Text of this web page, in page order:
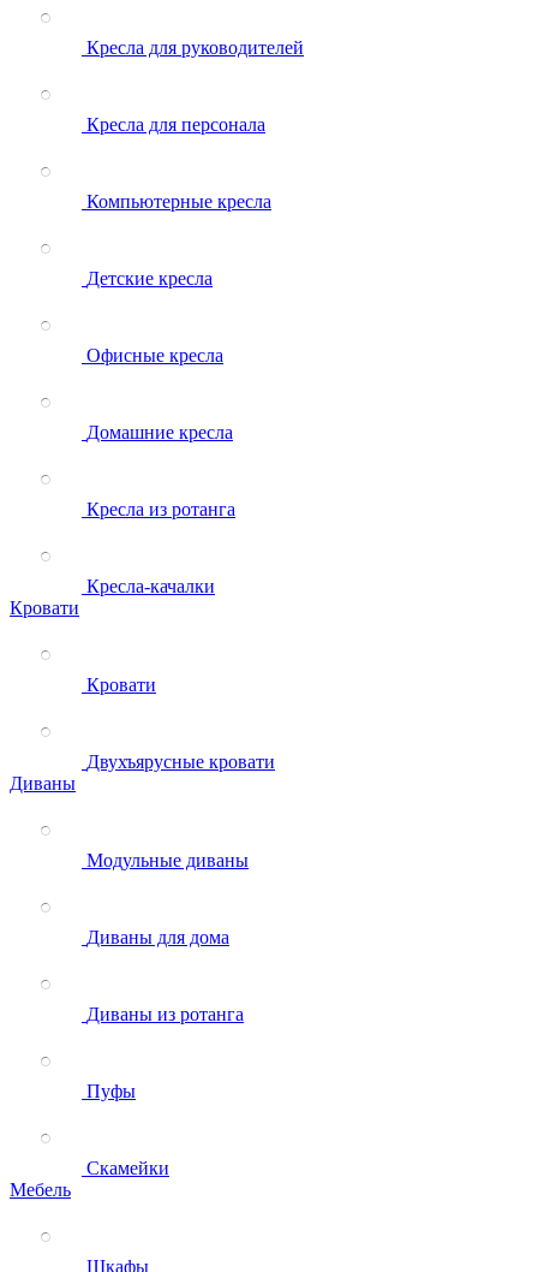
Кресла для руководителей
Кресла для персонала
Компьютерные кресла
Детские кресла
Офисные кресла
Домашние кресла
Кресла из ротанга
Кресла-качалки
Кровати
Кровати
Двухъярусные кровати
Диваны
Модульные диваны
Диваны для дома
Диваны из ротанга
Пуфы
Скамейки
Мебель
Шкафы